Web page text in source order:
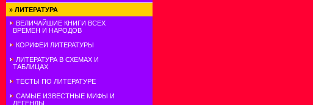
» ЛИТЕРАТУРА
ВЕЛИЧАЙШИЕ КНИГИ ВСЕХ
ВРЕМЕН И НАРОДОВ
КОРИФЕИ ЛИТЕРАТУРЫ
ЛИТЕРАТУРА В СХЕМАХ И
ТАБЛИЦАХ
ТЕСТЫ ПО ЛИТЕРАТУРЕ
САМЫЕ ИЗВЕСТНЫЕ МИФЫ И
ЛЕГЕНДЫ